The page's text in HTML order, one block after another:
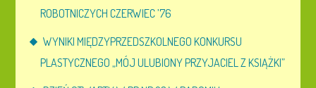
ROBOTNICZYCH CZERWIEC ’76
WYNIKI MIĘDZYPRZEDSZKOLNEGO KONKURSU
PLASTYCZNEGO „MÓJ ULUBIONY PRZYJACIEL Z KSIĄŻKI”